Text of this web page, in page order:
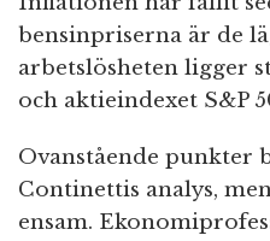
bensinpriserna är de
arbetslösheten ligger
och aktieindexet S&P
Ovanstående punkter
Continettis analys,
ensam.